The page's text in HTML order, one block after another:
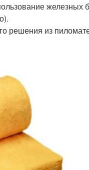
железных
решения из